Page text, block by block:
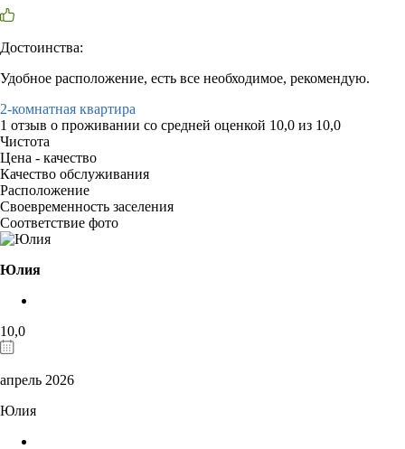
Достоинства:
Удобное расположение, есть все необходимое, рекомендую.
2-комнатная квартира
1 отзыв о проживании со средней оценкой 10,0 из 10,0
Чистота
Цена - качество
Качество обслуживания
Расположение
Своевременность заселения
Соответствие фото
Юлия
10,0
апрель 2026
Юлия